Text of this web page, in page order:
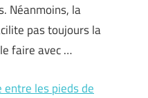
Néanmoins, la
pas toujours la
faire avec …
entre les pieds de